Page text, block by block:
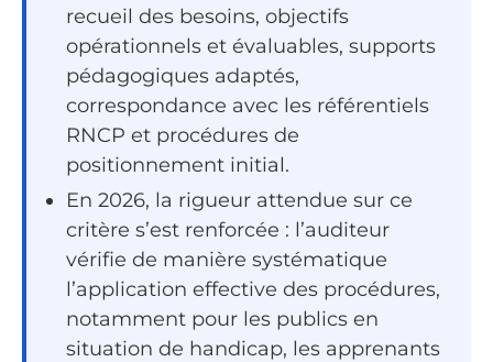
recueil des besoins, objectifs
opérationnels et évaluables, supports
pédagogiques adaptés,
correspondance avec les référentiels
RNCP et procédures de
positionnement initial.
En 2026, la rigueur attendue sur ce
critère s’est renforcée : l’auditeur
vérifie de manière systématique
l’application effective des procédures,
notamment pour les publics en
situation de handicap, les apprenants